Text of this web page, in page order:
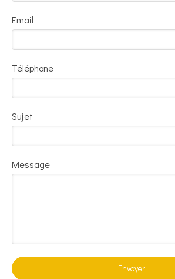
Email
Téléphone
Sujet
Message
Envoyer